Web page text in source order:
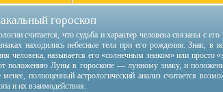
гороскоп
считается, что судьба и характер человека связаны с
находились небесные тела при его рождении. Знак, в
человека, называется его «солнечным знаком» или просто
положению Луны в гороскопе — лунному знаку, и
полноценный астрологический анализ считается
и их взаимодействия.